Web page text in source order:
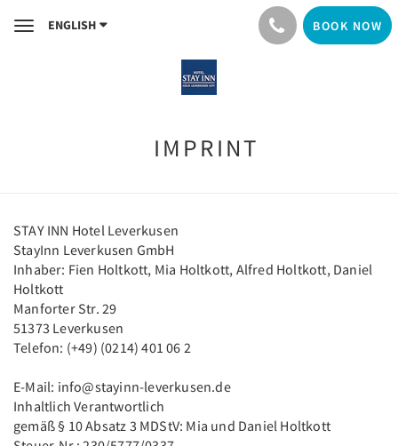
ToggleENGLISH BOOK NOW
IMPRINT
STAY INN Hotel Leverkusen
StayInn Leverkusen GmbH
Inhaber: Fien Holtkott, Mia Holtkott, Alfred Holtkott, Daniel
Holtkott
Manforter Str. 29
51373 Leverkusen
Telefon: (+49) (0214) 401 06 2
E-Mail: info@stayinn-leverkusen.de
Inhaltlich Verantwortlich
gemäß § 10 Absatz 3 MDStV: Mia und Daniel Holtkott